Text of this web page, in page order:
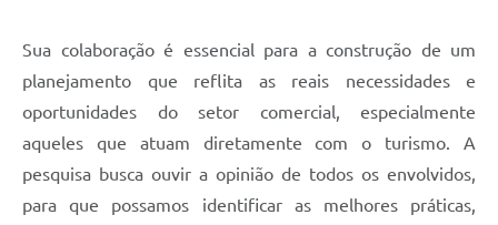
Sua colaboração é essencial para a construção de um
planejamento que reflita as reais necessidades e
oportunidades do setor comercial, especialmente
aqueles que atuam diretamente com o turismo. A
pesquisa busca ouvir a opinião de todos os envolvidos,
para que possamos identificar as melhores práticas,